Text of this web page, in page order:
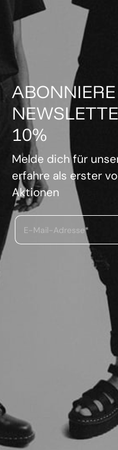
10%
Melde dich für
erfahre als erster
Aktionen
E-Mail-Adresse*